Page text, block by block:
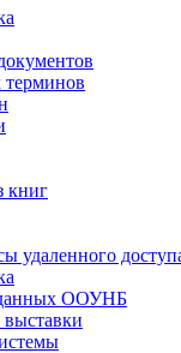
терминов
книг
удаленного
данных ООУНБ